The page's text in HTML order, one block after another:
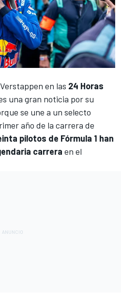
en las 24 Horas
una gran noticia por su
se une a un selecto
año de la carrera de
pilotos de Fórmula 1 han
carrera en el